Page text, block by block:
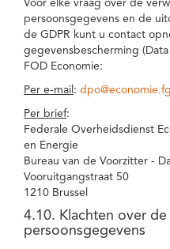
Voor elke vraag over de
persoonsgegevens en de
de GDPR kunt u contact
gegevensbescherming
FOD Economie:
Per e-mail :
Per brief:
Federale Overheidsdienst
en Energie
Bureau van de Voorzitter -
Vooruitgangstraat 50
1210 Brussel
4.10. Klachten over
persoonsgegevens